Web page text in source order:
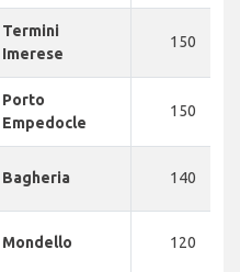
Termini
Imerese
150
Porto
Empedocle
150
Bagheria 140
Mondello 120